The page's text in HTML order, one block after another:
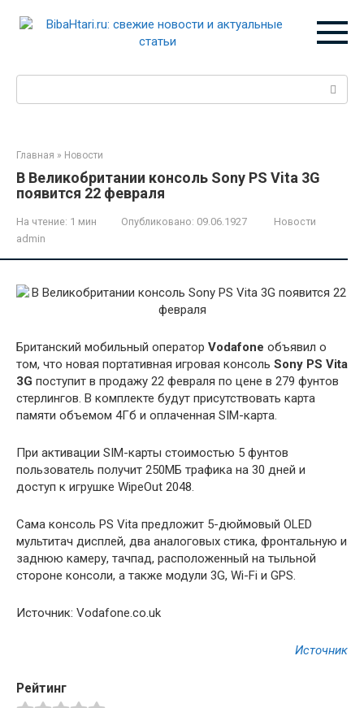
Главная » Новости
В Великобритании консоль Sony PS Vita 3G
появится 22 февраля
На чтение: 1 мин Опубликовано: 09.06.1927
Новости
admin
Британский мобильный оператор Vodafone объявил о
том, что новая портативная игровая консоль Sony PS Vita
3G поступит в продажу 22 февраля по цене в 279 фунтов
стерлингов. В комплекте будут присутствовать карта
памяти объемом 4Гб и оплаченная SIM-карта.
При активации SIM-карты стоимостью 5 фунтов
пользователь получит 250МБ трафика на 30 дней и
доступ к игрушке WipeOut 2048.
Сама консоль PS Vita предложит 5-дюймовый OLED
мультитач дисплей, два аналоговых стика, фронтальную и
заднюю камеру, тачпад, расположенный на тыльной
стороне консоли, а также модули 3G, Wi-Fi и GPS.
Источник: Vodafone.co.uk
Источник
Рейтинг